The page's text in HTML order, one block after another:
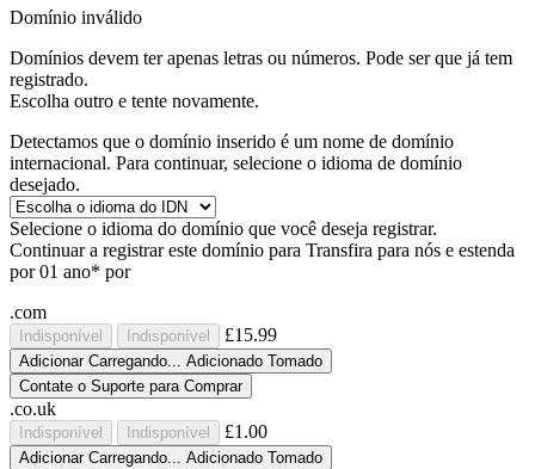
Domínio inválido
Domínios devem ter apenas letras ou números. Pode ser que já tem
registrado.
Escolha outro e tente novamente.
Detectamos que o domínio inserido é um nome de domínio
internacional. Para continuar, selecione o idioma de domínio
desejado.
Selecione o idioma do domínio que você deseja registrar.
Continuar a registrar este domínio para Transfira para nós e estenda
por 01 ano* por
.com
Indisponível Indisponível £15.99
Adicionar Carregando... Adicionado Tomado
Contate o Suporte para Comprar
.co.uk
Indisponível Indisponível £1.00
Adicionar Carregando... Adicionado Tomado